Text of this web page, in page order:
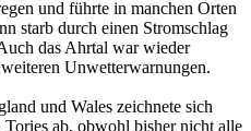
und führte in manchen Orten
starb durch einen Stromschlag
das Ahrtal war wieder
Unwetterwarnungen.
und Wales zeichnete sich
ab, obwohl bisher nicht alle